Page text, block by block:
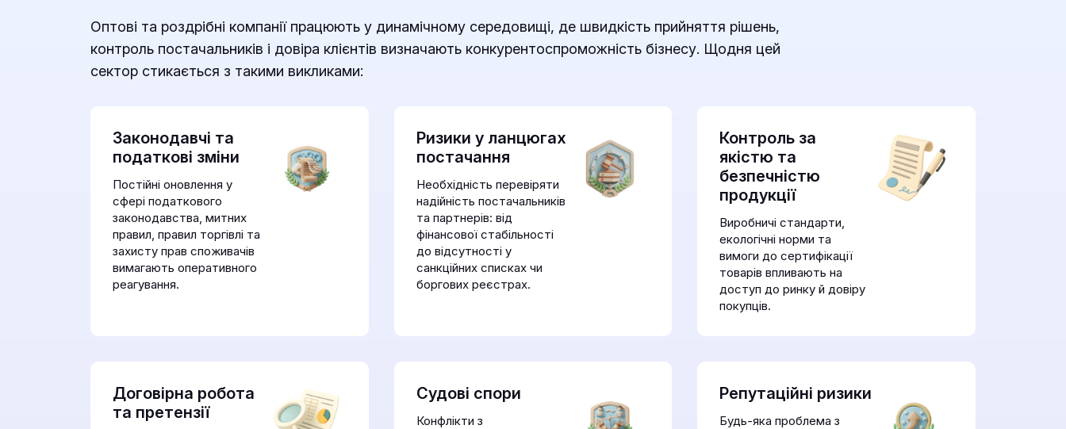
Оптові та роздрібні компанії працюють у динамічному середовищі, де швидкість прийняття рішень,
контроль постачальників і довіра клієнтів визначають конкурентоспроможність бізнесу. Щодня цей
сектор стикається з такими викликами:
Законодавчі та
податкові зміни
Постійні оновлення у
сфері податкового
законодавства, митних
правил, правил торгівлі та
захисту прав споживачів
вимагають оперативного
реагування.
Ризики у ланцюгах
постачання
Необхідність перевіряти
надійність постачальників
та партнерів: від
фінансової стабільності
до відсутності у
санкційних списках чи
боргових реєстрах.
Контроль за
якістю та
безпечністю
продукції
Виробничі стандарти,
екологічні норми та
вимоги до сертифікації
товарів впливають на
доступ до ринку й довіру
покупців.
Договірна робота
та претензії
Судові спори
Конфлікти з
Репутаційні ризики
Будь-яка проблема з